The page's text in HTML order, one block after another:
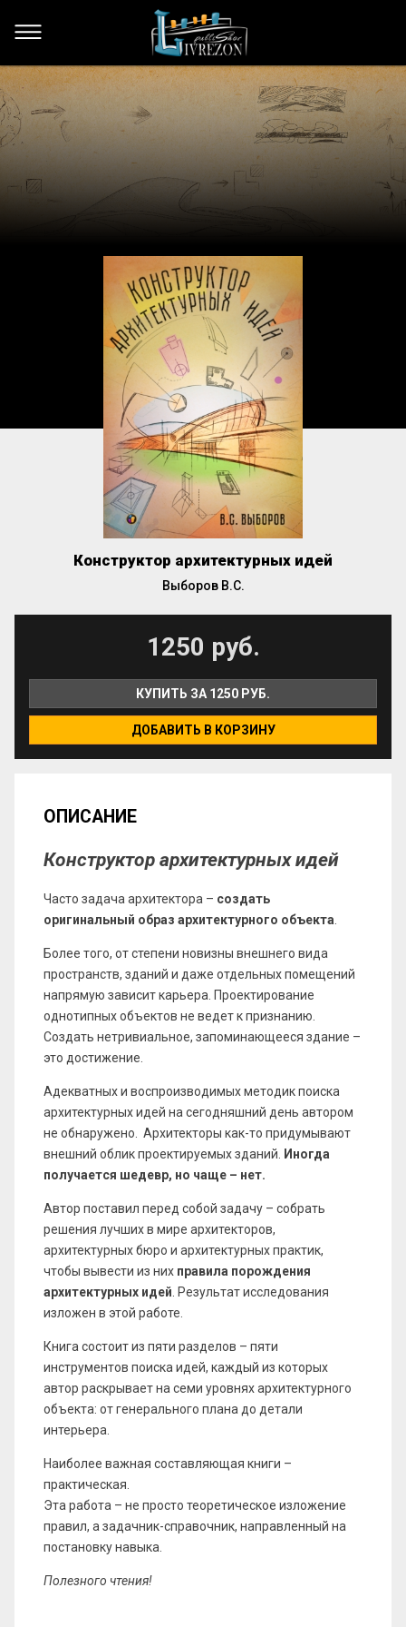
Конструктор архитектурных идей
Выборов В.С.
1250 руб.
КУПИТЬ ЗА 1250 РУБ.
ДОБАВИТЬ В КОРЗИНУ
ОПИСАНИЕ
Конструктор архитектурных идей
Часто задача архитектора – создать
оригинальный образ архитектурного объекта.
Более того, от степени новизны внешнего вида
пространств, зданий и даже отдельных помещений
напрямую зависит карьера. Проектирование
однотипных объектов не ведет к признанию.
Создать нетривиальное, запоминающееся здание –
это достижение.
Адекватных и воспроизводимых методик поиска
архитектурных идей на сегодняшний день автором
не обнаружено. Архитекторы как-то придумывают
внешний облик проектируемых зданий. Иногда
получается шедевр, но чаще – нет.
Автор поставил перед собой задачу – собрать
решения лучших в мире архитекторов,
архитектурных бюро и архитектурных практик,
чтобы вывести из них правила порождения
архитектурных идей. Результат исследования
изложен в этой работе.
Книга состоит из пяти разделов – пяти
инструментов поиска идей, каждый из которых
автор раскрывает на семи уровнях архитектурного
объекта: от генерального плана до детали
интерьера.
Наиболее важная составляющая книги –
практическая.
Эта работа – не просто теоретическое изложение
правил, а задачник-справочник, направленный на
постановку навыка.
Полезного чтения!